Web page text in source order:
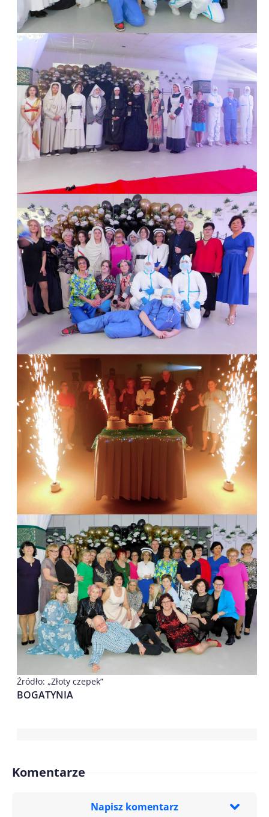
Źródło: „Złoty czepek”
BOGATYNIA
Komentarze
Napisz komentarz